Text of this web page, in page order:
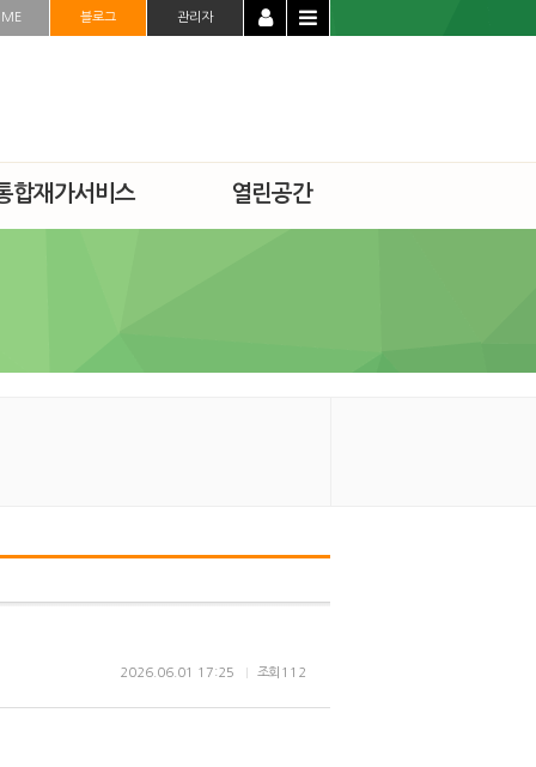
블로그 관리자
합재가서비스 열린공간
조회 112
2026.06.01 17:25